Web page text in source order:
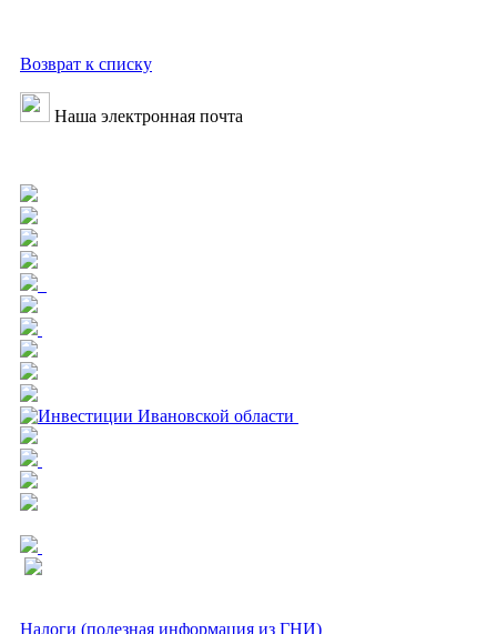
Возврат к списку
Наша электронная почта
Налоги (полезная информация из ГНИ)